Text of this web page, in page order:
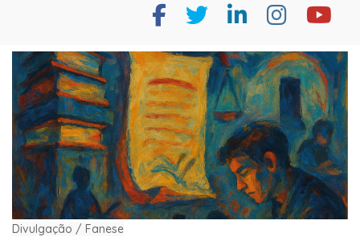
Divulgação / Fanese